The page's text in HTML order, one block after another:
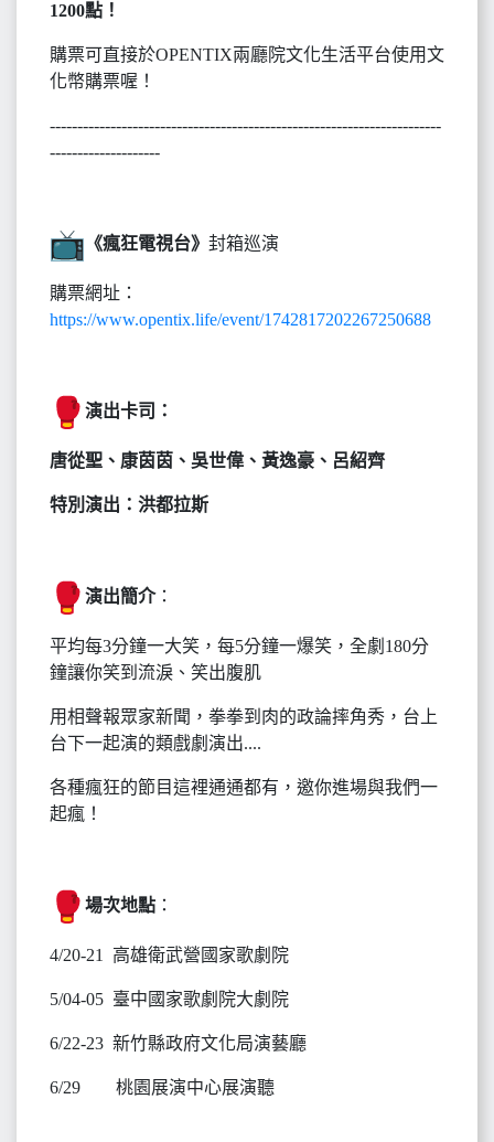
1200點！
購票可直接於OPENTIX兩廳院文化生活平台使用文
化幣購票喔！
-----------------------------------------------------------------------
--------------------
《瘋狂電視台》 封箱巡演
購票網址：
https://www.opentix.life/event/1742817202267250688
演出卡司 ：
唐從聖、康茵茵、吳世偉、黃逸豪、呂紹齊
特別演出 ：洪都拉斯
演出簡介：
平均每3分鐘一大笑，每5分鐘一爆笑，全劇180分
鐘讓你笑到流淚、笑出腹肌
用相聲報眾家新聞，拳拳到肉的政論摔角秀，台上
台下一起演的類戲劇演出....
各種瘋狂的節目這裡通通都有，邀你進場與我們一
起瘋！
場次地點 ：
4/20-21 高雄衛武營國家歌劇院
5/04-05 臺中國家歌劇院大劇院
6/22-23 新竹縣政府文化局演藝廳
6/29 桃園展演中心展演聽